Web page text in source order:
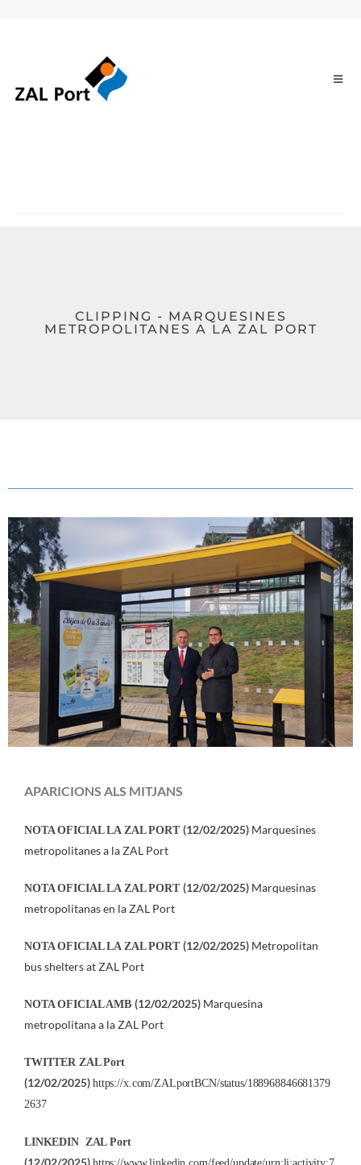
CLIPPING - MARQUESINES
METROPOLITANES A LA ZAL PORT
APARICIONS ALS MITJANS
NOTA OFICIAL LA ZAL PORT (12/02/2025) Marquesines
metropolitanes a la ZAL Port
NOTA OFICIAL LA ZAL PORT (12/02/2025) Marquesinas
metropolitanas en la ZAL Port
NOTA OFICIAL LA ZAL PORT (12/02/2025) Metropolitan
bus shelters at ZAL Port
NOTA OFICIAL AMB (12/02/2025) Marquesina
metropolitana a la ZAL Port
TWITTER ZAL Port
(12/02/2025) https://x.com/ZALportBCN/status/188968846681379
2637
LINKEDIN ZAL Port